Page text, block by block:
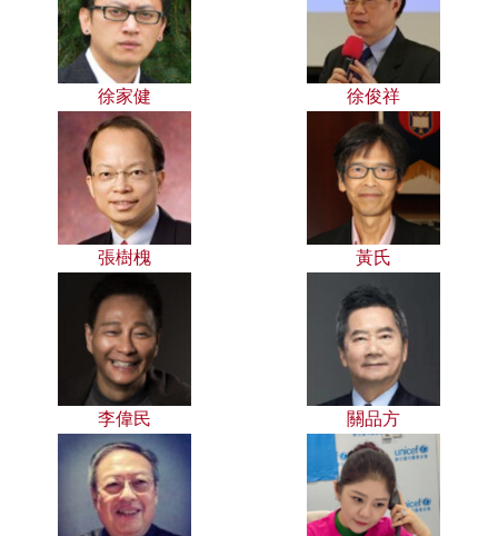
徐家健 徐俊祥
張樹槐 黃氏
李偉民 關品方